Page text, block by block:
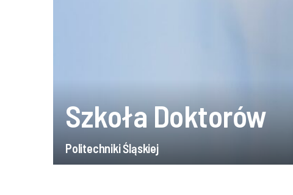
Szkoła Doktorów
Politechniki Śląskiej